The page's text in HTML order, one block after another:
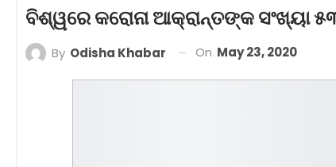
ବିଶ୍ୱରେ କରୋନା ଆକ୍ରାନ୍ତଙ୍କ ସଂଖ୍ୟା
By Odisha Khabar On May 23, 2020